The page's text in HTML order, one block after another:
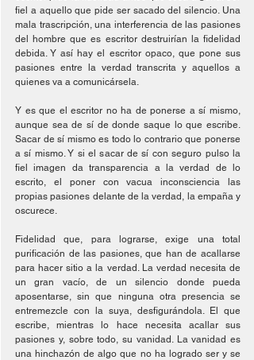
fiel a aquello que pide ser sacado del silencio. Una
mala trascripción, una interferencia de las pasiones
del hombre que es escritor destruirían la fidelidad
debida. Y así hay el escritor opaco, que pone sus
pasiones entre la verdad transcrita y aquellos a
quienes va a comunicársela.
Y es que el escritor no ha de ponerse a sí mismo,
aunque sea de sí de donde saque lo que escribe.
Sacar de sí mismo es todo lo contrario que ponerse
a sí mismo. Y si el sacar de sí con seguro pulso la
fiel imagen da transparencia a la verdad de lo
escrito, el poner con vacua inconsciencia las
propias pasiones delante de la verdad, la empaña y
oscurece.
Fidelidad que, para lograrse, exige una total
purificación de las pasiones, que han de acallarse
para hacer sitio a la verdad. La verdad necesita de
un gran vacío, de un silencio donde pueda
aposentarse, sin que ninguna otra presencia se
entremezcle con la suya, desfigurándola. El que
escribe, mientras lo hace necesita acallar sus
pasiones y, sobre todo, su vanidad. La vanidad es
una hinchazón de algo que no ha logrado ser y se